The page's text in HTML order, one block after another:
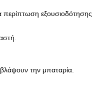
περίπτωση εξουσιοδότησης.
την μπαταρία.